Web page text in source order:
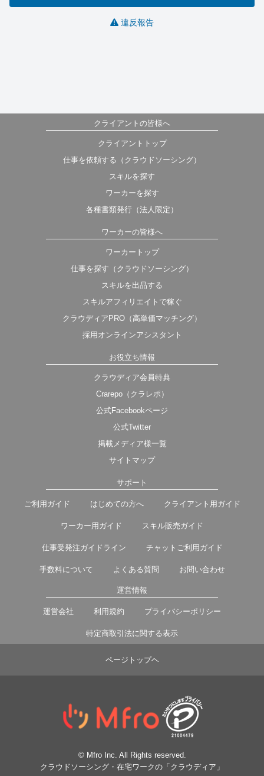
違反報告
クライアントの皆様へ
クライアントトップ
仕事を依頼する（クラウドソーシング）
スキルを探す
ワーカーを探す
各種書類発行（法人限定）
ワーカーの皆様へ
ワーカートップ
仕事を探す（クラウドソーシング）
スキルを出品する
スキルアフィリエイトで稼ぐ
クラウディアPRO（高単価マッチング）
採用オンラインアシスタント
お役立ち情報
クラウディア会員特典
Crarepo（クラレポ）
公式Facebookページ
公式Twitter
掲載メディア様一覧
サイトマップ
サポート
ご利用ガイド はじめての方へ クライアント用ガイド
ワーカー用ガイド スキル販売ガイド
仕事受発注ガイドライン チャットご利用ガイド
手数料について よくある質問 お問い合わせ
運営情報
運営会社 利用規約 プライバシーポリシー
特定商取引法に関する表示
ページトップヘ
© Mfro Inc. All Rights reserved.
クラウドソーシング・在宅ワークの「クラウディア」